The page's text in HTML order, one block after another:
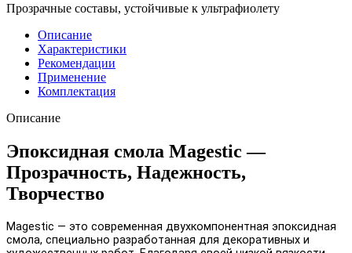
Прозрачные составы, устойчивые к ультрафиолету
Описание
Характеристики
Рекомендации
Применение
Комплектация
Описание
Эпоксидная смола Magestic —
Прозрачность, Надежность,
Творчество
Magestic — это современная двухкомпонентная эпоксидная
смола, специально разработанная для декоративных и